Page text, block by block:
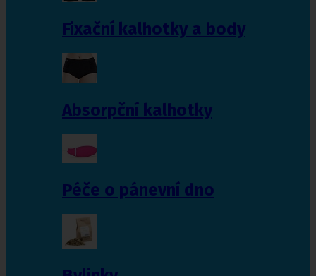
Fixační kalhotky a body
Absorpční kalhotky
Péče o pánevní dno